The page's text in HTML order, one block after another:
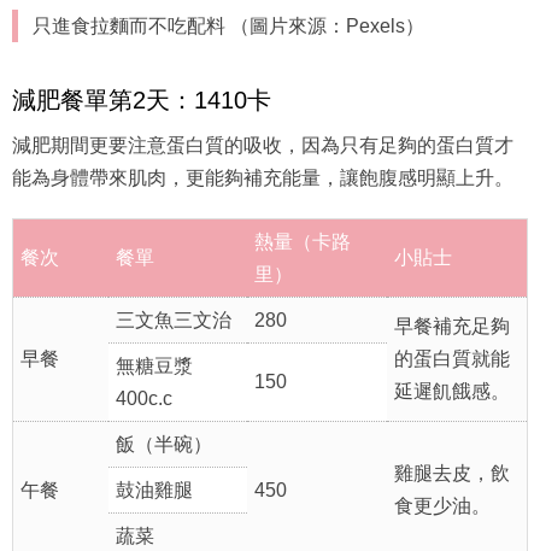
只進食拉麵而不吃配料 （圖片來源：Pexels）
減肥餐單第2天：1410卡
減肥期間更要注意蛋白質的吸收，因為只有足夠的蛋白質才
能為身體帶來肌肉，更能夠補充能量，讓飽腹感明顯上升。
餐次 餐單
熱量（卡路
里）
小貼士
早餐
三文魚三文治 280
早餐補充足夠
的蛋白質就能
延遲飢餓感。
無糖豆漿
400c.c
150
午餐
飯（半碗）
450
雞腿去皮，飲
食更少油。
鼓油雞腿
蔬菜